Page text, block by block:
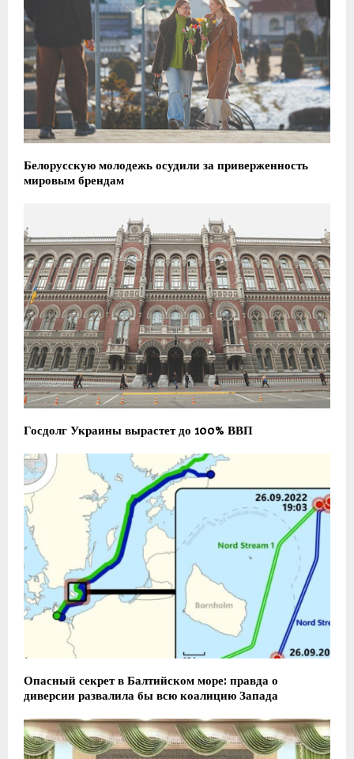
Белорусскую молодежь осудили за приверженность
мировым брендам
Госдолг Украины вырастет до 100% ВВП
Опасный секрет в Балтийском море: правда о
диверсии развалила бы всю коалицию Запада